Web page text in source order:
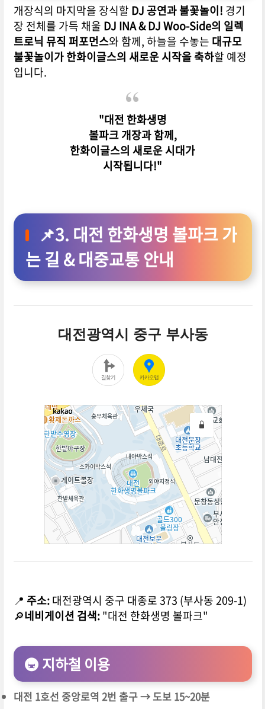
개장식의 마지막을 장식할 DJ 공연과 불꽃놀이! 경기
장 전체를 가득 채울 DJ INA & DJ Woo-Side의 일렉
트로닉 뮤직 퍼포먼스와 함께, 하늘을 수놓는 대규모
불꽃놀이가 한화이글스의 새로운 시작을 축하할 예정
입니다.
"대전 한화생명
볼파크 개장과 함께,
한화이글스의 새로운 시대가
시작됩니다!"
📌3. 대전 한화생명 볼파크 가
는 길 & 대중교통 안내
📍 주소:대전광역시 중구 대종로 373 (부사동 209-1)
🔎네비게이션 검색:"대전 한화생명 볼파크"
🚇 지하철 이용
대전 1호선 중앙로역 2번 출구 → 도보 15~20분